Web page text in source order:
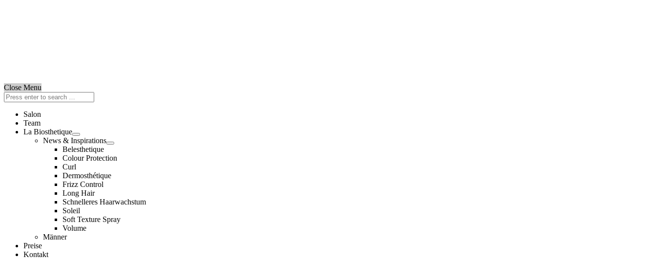
Close Menu
Salon
Team
La Biosthetique
News & Inspirations
Belesthetique
Colour Protection
Curl
Dermosthétique
Frizz Control
Long Hair
Schnelleres Haarwachstum
Soleil
Soft Texture Spray
Volume
Männer
Preise
Kontakt